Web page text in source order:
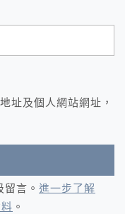
址及個人網站網址，
言。 進一步了解
。